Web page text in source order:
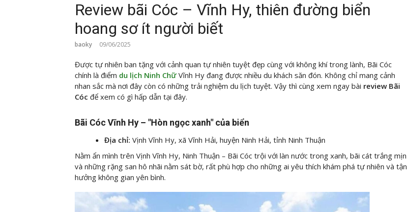
Review bãi Cóc – Vĩnh Hy, thiên đường biển
hoang sơ ít người biết
baoky 09/06/2025
Được tự nhiên ban tặng với cảnh quan tự nhiên tuyệt đẹp cùng với không khí trong lành, Bãi Cóc
chính là điểm du lịch Ninh Chữ Vĩnh Hy đang được nhiều du khách săn đón. Không chỉ mang cảnh
nhan sắc mà nơi đây còn có những trải nghiệm du lịch tuyệt. Vậy thì cùng xem ngay bài review Bãi
Cóc để xem có gì hấp dẫn tại đây.
Bãi Cóc Vĩnh Hy – "Hòn ngọc xanh" của biển
Địa chỉ: Vịnh Vĩnh Hy, xã Vĩnh Hải, huyện Ninh Hải, tỉnh Ninh Thuận
Nằm ẩn mình trên Vịnh Vĩnh Hy, Ninh Thuận – Bãi Cóc trội với làn nước trong xanh, bãi cát trắng mịn
và những rặng san hô nhãi nằm sát bờ, rất phù hợp cho những ai yêu thích khám phá tự nhiên và tận
hưởng không gian yên bình.